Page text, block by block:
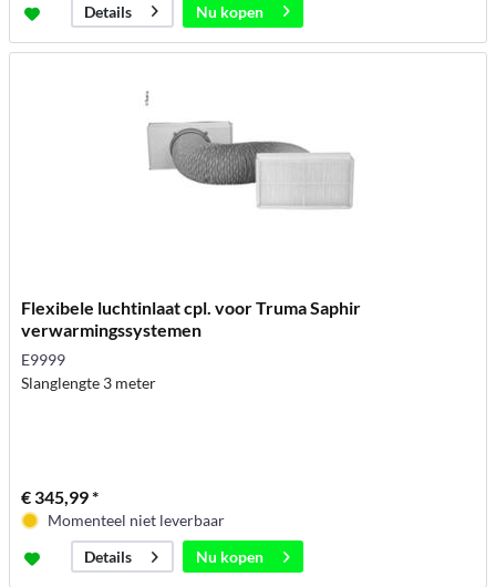
Details
Nu kopen
Flexibele luchtinlaat cpl. voor Truma Saphir
verwarmingssystemen
E9999
Slanglengte 3 meter
€ 345,99 *
Momenteel niet leverbaar
Details
Nu kopen